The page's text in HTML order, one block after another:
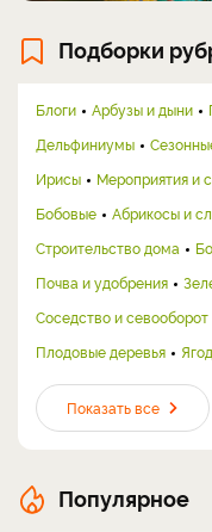
Подборки
Блоги Арбузы и дыни
Дельфиниумы
Ирисы
Мероприятия и
Бобовые
Абрикосы и
Строительство дома
Почва и удобрения
Соседство и севооборот
Плодовые деревья
Показать все
Популярное